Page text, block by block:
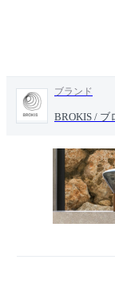
ブランド
BROKIS / ブ